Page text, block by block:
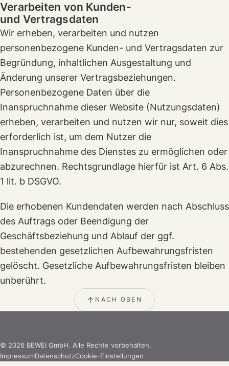
Verarbeiten von Kunden-
und Vertragsdaten
Wir erheben, verarbeiten und nutzen
personenbezogene Kunden- und Vertragsdaten zur
Begründung, inhaltlichen Ausgestaltung und
Änderung unserer Vertragsbeziehungen.
Personenbezogene Daten über die
Inanspruchnahme dieser Website (Nutzungsdaten)
erheben, verarbeiten und nutzen wir nur, soweit dies
erforderlich ist, um dem Nutzer die
Inanspruchnahme des Dienstes zu ermöglichen oder
abzurechnen. Rechtsgrundlage hierfür ist Art. 6 Abs.
1 lit. b DSGVO.
Die erhobenen Kundendaten werden nach Abschluss
des Auftrags oder Beendigung der
Geschäftsbeziehung und Ablauf der ggf.
bestehenden gesetzlichen Aufbewahrungsfristen
gelöscht. Gesetzliche Aufbewahrungsfristen bleiben
unberührt.
NACH OBEN
© 2026 BEWEI GmbH. Alle Rechte vorbehalten.
ImpressumDatenschutzCookie-Einstellungen